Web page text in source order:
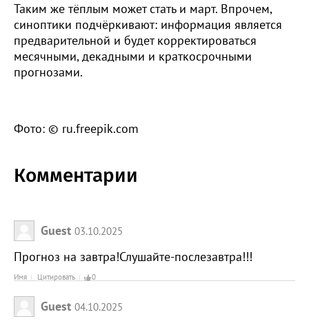
Таким же тёплым может стать и март. Впрочем,
синоптики подчёркивают: информация является
предварительной и будет корректироваться
месячными, декадными и краткосрочными
прогнозами.
Фото: © ru.freepik.com
Комментарии
Guest 03.10.2025
Прогноз на завтра!Слушайте-послезавтра!!!
Имя Цитировать 0
Guest 04.10.2025